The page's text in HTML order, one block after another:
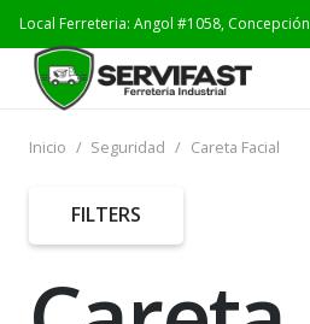
Local Ferreteria: Angol #1058, Concepción
Inicio / Seguridad / Careta Facial
FILTERS